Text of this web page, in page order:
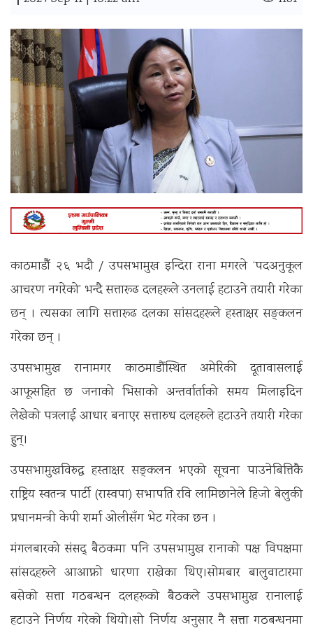
काठमाडौँ २६ भदौ / उपसभामुख इन्दिरा राना मगरले ‘पदअनुकूल
आचरण नगरेको’ भन्दै सत्तारूढ दलहरूले उनलाई हटाउने तयारी गरेका
छन् । त्यसका लागि सत्तारूढ दलका सांसदहरूले हस्ताक्षर सङ्कलन
गरेका छन् ।
उपसभामुख रानामगर काठमाडौंस्थित अमेरिकी दूतावासलाई
आफूसहित छ जनाको भिसाको अन्तर्वार्ताको समय मिलाइदिन
लेखेको पत्रलाई आधार बनाएर सत्तारुध दलहरुले हटाउने तयारी गरेका
हुन्।
उपसभामुखविरुद्ध हस्ताक्षर सङ्कलन भएको सूचना पाउनेबित्तिकै
राष्ट्रिय स्वतन्त्र पार्टी (रास्वपा) सभापति रवि लामिछानेले हिजो बेलुकी
प्रधानमन्त्री केपी शर्मा ओलीसँग भेट गरेका छन ।
मंगलबारको संसद् बैठकमा पनि उपसभामुख रानाको पक्ष विपक्षमा
सांसदहरुले आआफ्नो धारणा राखेका थिए।सोमबार बालुवाटारमा
बसेको सत्ता गठबन्धन दलहरूको बैठकले उपसभामुख रानालाई
हटाउने निर्णय गरेको थियो।सो निर्णय अनुसार नै सत्ता गठबन्धनमा